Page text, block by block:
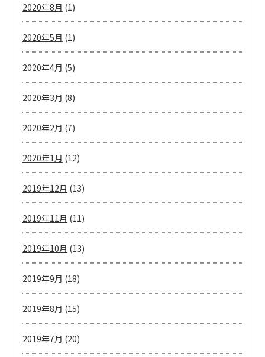
2020年8月 (1)
2020年5月 (1)
2020年4月 (5)
2020年3月 (8)
2020年2月 (7)
2020年1月 (12)
2019年12月 (13)
2019年11月 (11)
2019年10月 (13)
2019年9月 (18)
2019年8月 (15)
2019年7月 (20)